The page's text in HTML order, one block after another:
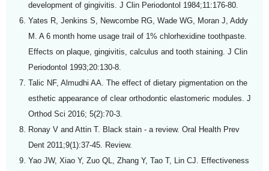
development of gingivitis. J Clin Periodontol 1984;11:176-80.
Yates R, Jenkins S, Newcombe RG, Wade WG, Moran J, Addy
M. A 6 month home usage trail of 1% chlorhexidine toothpaste.
Effects on plaque, gingivitis, calculus and tooth staining. J Clin
Periodontol 1993;20:130-8.
Talic NF, Almudhi AA. The effect of dietary pigmentation on the
esthetic appearance of clear orthodontic elastomeric modules. J
Orthod Sci 2016; 5(2):70-3.
Ronay V and Attin T. Black stain - a review. Oral Health Prev
Dent 2011;9(1):37-45. Review.
Yao JW, Xiao Y, Zuo QL, Zhang Y, Tao T, Lin CJ. Effectiveness